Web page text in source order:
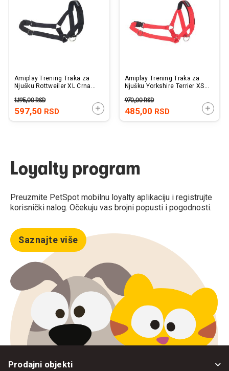
Amiplay Trening Traka za
Njušku Rottweiler XL Crna
597,50 RSD
1.195,00RSD
DODAJTE U KORPU
Amiplay Trening Traka za
Njušku Yorkshire Terrier XS
x 1,5cm
485,00 RSD
970,00RSD
Loyalty program
Preuzmite PetSpot mobilnu loyalty aplikaciju i registrujte
korisnički nalog. Očekuju vas brojni popusti i pogodnosti.
Saznajte više
Prodajni objekti